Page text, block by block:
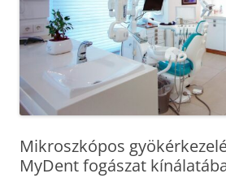
Mikroszkópos
MyDent fogászat